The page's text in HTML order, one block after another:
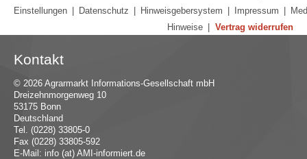
Einstellungen | Datenschutz | Hinweisgebersystem | Impressum |
Hinweise | Vertrag widerrufen
Kontakt
© 2026 Agrarmarkt Informations-Gesellschaft mbH
Dreizehnmorgenweg 10
53175 Bonn
Deutschland
Tel. (0228) 33805-0
Fax (0228) 33805-592
E-Mail: info (at) AMI-informiert.de